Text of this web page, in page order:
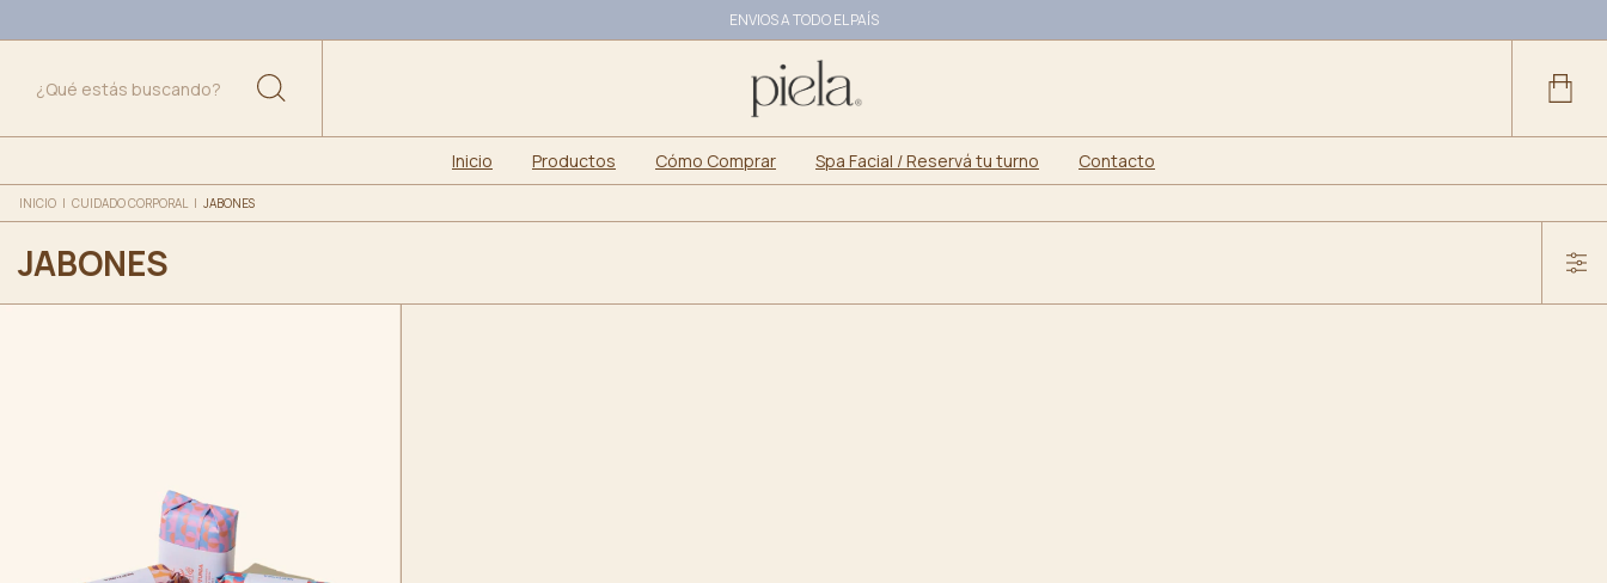
ENVIOS A TODO EL PAÍS
10% OFF ABONANDO CON TRANSFERENCIA
Inicio Productos Cómo Comprar Spa Facial / Reservá tu turno Contacto
INICIO | CUIDADO CORPORAL | JABONES
JABONES